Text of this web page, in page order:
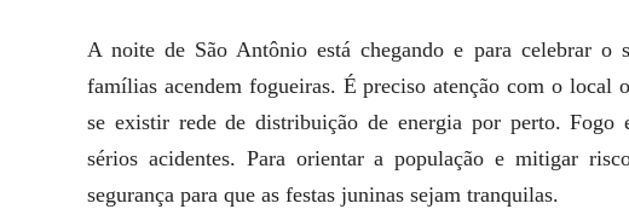
A noite de São Antônio está chegando e para celebrar o
famílias acendem fogueiras. É preciso atenção com o local
se existir rede de distribuição de energia por perto. Fogo
sérios acidentes. Para orientar a população e mitigar
segurança para que as festas juninas sejam tranquilas.